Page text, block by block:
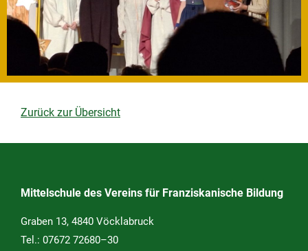
Zurück zur Übersicht
Mittelschule des Vereins für Franziskanische Bildung
Graben 13, 4840 Vöcklabruck
Tel.: 07672 72680–30